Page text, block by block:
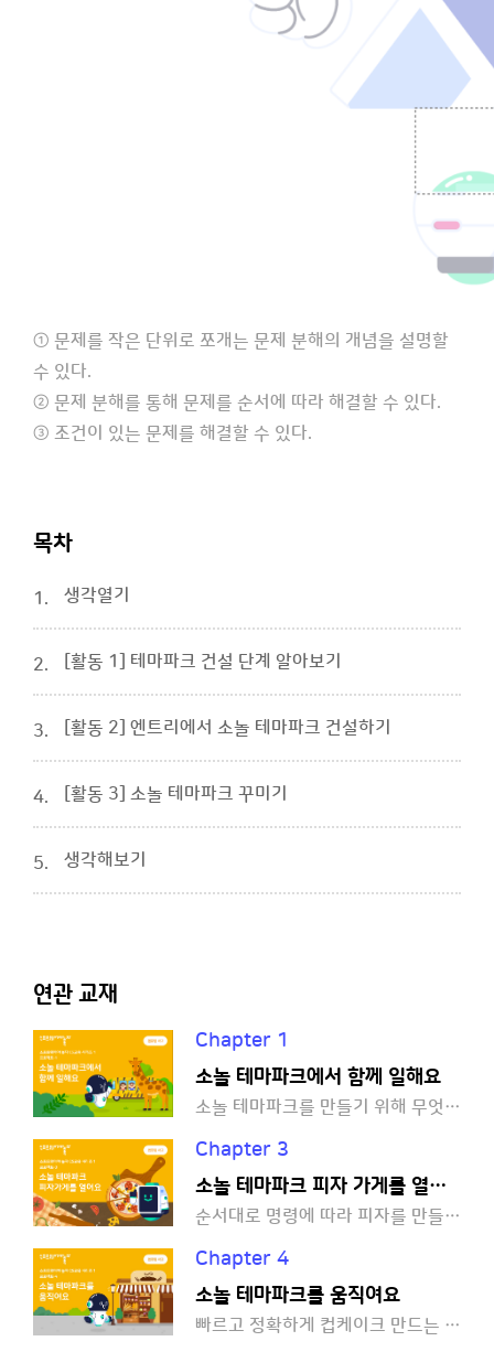
① 문제를 작은 단위로 쪼개는 문제 분해의 개념을 설명할
수 있다.
② 문제 분해를 통해 문제를 순서에 따라 해결할 수 있다.
③ 조건이 있는 문제를 해결할 수 있다.
목차
1. 생각열기
2. [활동 1] 테마파크 건설 단계 알아보기
3. [활동 2] 엔트리에서 소놀 테마파크 건설하기
4. [활동 3] 소놀 테마파크 꾸미기
5. 생각해보기
연관 교재
Chapter 1
소놀 테마파크에서 함께 일해요
소놀 테마파크를 만들기 위해 무엇이 필요할까요?
Chapter 3
소놀 테마파크 피자 가게를 열어요
순서대로 명령에 따라 피자를 만들어 볼까요?
Chapter 4
소놀 테마파크를 움직여요
빠르고 정확하게 컵케이크 만드는 비법을 살펴볼까요?